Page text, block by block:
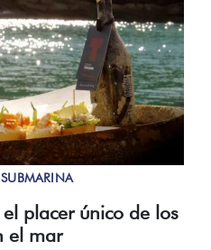
placer único de los
el mar